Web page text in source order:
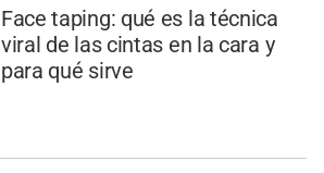
Face taping: qué es la técnica
viral de las cintas en la cara y
para qué sirve